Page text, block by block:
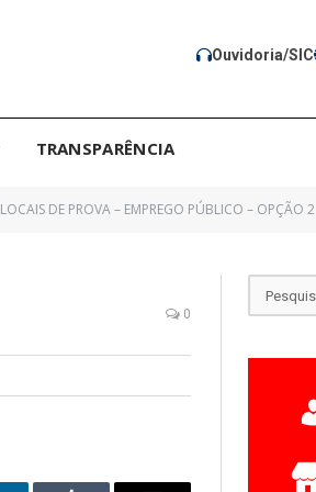
Ouvidoria/SIC
TRANSPARÊNCIA
LOCAIS DE PROVA – EMPREGO PÚBLICO – OPÇÃO 2
0